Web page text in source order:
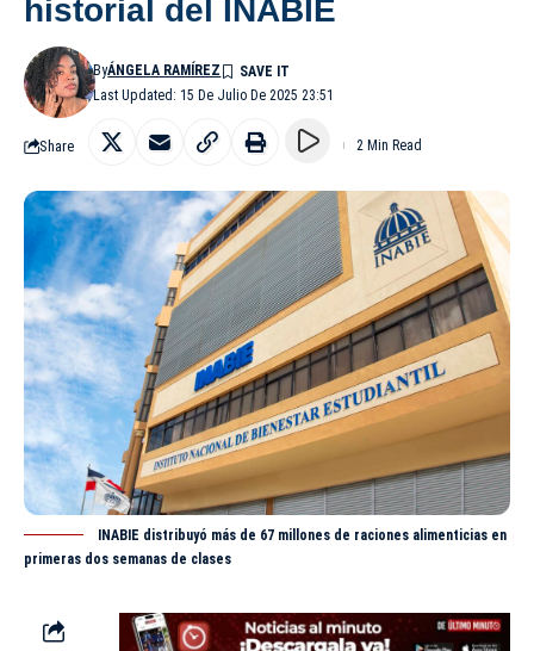
historial del INABIE
Last Updated: 15 De Julio De 2025 23:51
ByÁNGELA RAMÍREZ
Share 2 Min Read
INABIE distribuyó más de 67 millones de raciones alimenticias en
primeras dos semanas de clases